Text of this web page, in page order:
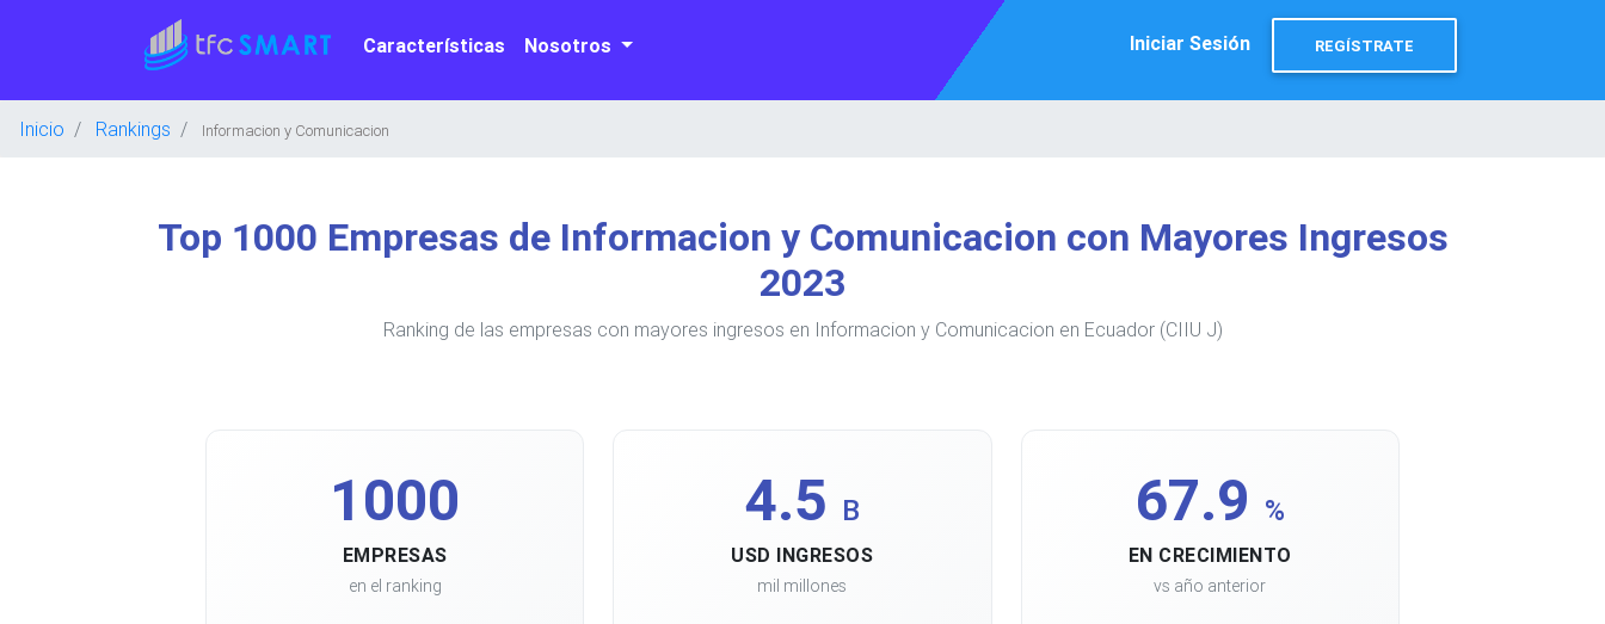
Características Nosotros Iniciar Sesión REGÍSTRATE
Inicio Rankings Informacion y Comunicacion
Top 1000 Empresas de Informacion y Comunicacion con Mayores Ingresos
2023
Ranking de las empresas con mayores ingresos en Informacion y Comunicacion en Ecuador (CIIU J)
1000
EMPRESAS
en el ranking
4.5 B
USD INGRESOS
mil millones
67.9 %
EN CRECIMIENTO
vs año anterior